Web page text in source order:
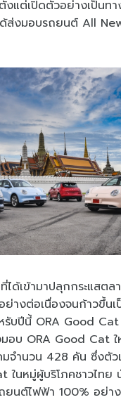
ต่เปิดตัวอย่างเป็นทา
ส่งมอบรถยนต์ All
ได้เข้ามาปลุกกระแส
ย่างต่อเนื่องจนก้าวขึ้
ปีนี้ ORA Good Cat
บ ORA Good Cat
จำนวน 428 คัน ซึ่งตั
นหมู่ผู้บริโภคชาวไทย
นต์ไฟฟ้า 100% อย่า